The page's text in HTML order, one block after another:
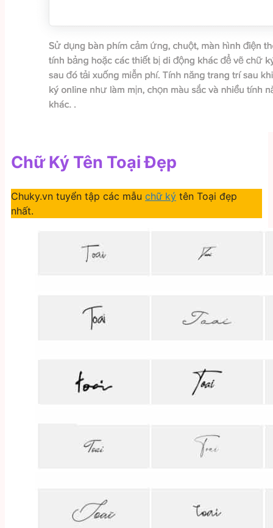
Chữ Ký Tên Toại Đẹp
Chuky.vn tuyển tập các mẫu chữ ký tên Toại đẹp
nhất.